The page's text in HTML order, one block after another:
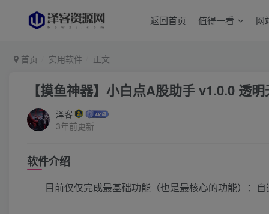
返回首页 值得一看 网
首页 实用软件 正文
【摸鱼神器】小白点A股助手 v1.0.0 透
泽客
3年前更新
软件介绍
目前仅仅完成最基础功能（也是最核心的功能）：